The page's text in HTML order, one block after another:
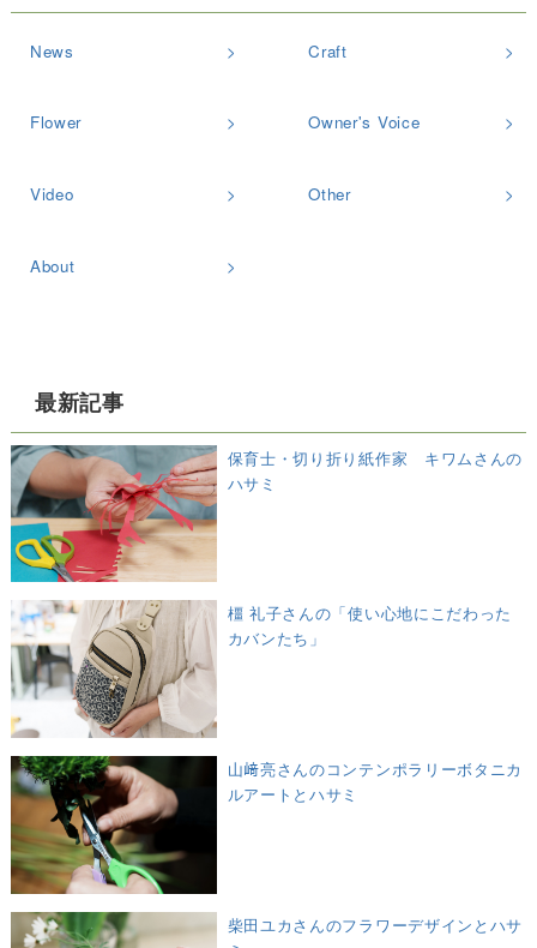
News Craft
Flower Owner's Voice
Video Other
About
最新記事
保育士・切り折り紙作家 キワムさんの
ハサミ
橿 礼子さんの「使い心地にこだわった
カバンたち」
山﨑亮さんのコンテンポラリーボタニカ
ルアートとハサミ
柴田ユカさんのフラワーデザインとハサ